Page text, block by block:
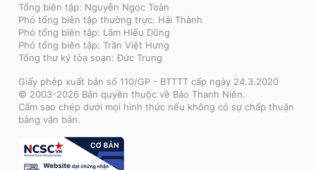
Tổng biên tập: Nguyễn Ngọc Toàn
Phó tổng biên tập thường trực: Hải Thành
Phó tổng biên tập: Lâm Hiếu Dũng
Phó tổng biên tập: Trần Việt Hưng
Tổng thư ký tòa soạn: Đức Trung
Giấy phép xuất bản số 110/GP - BTTTT cấp ngày 24.3.2020
© 2003-2026 Bản quyền thuộc về Báo Thanh Niên.
Cấm sao chép dưới mọi hình thức nếu không có sự chấp thuận
bằng văn bản.